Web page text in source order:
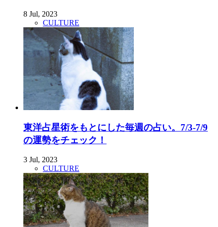
8 Jul, 2023
CULTURE
東洋占星術をもとにした毎週の占い。7/3-7/9
の運勢をチェック！
3 Jul, 2023
CULTURE